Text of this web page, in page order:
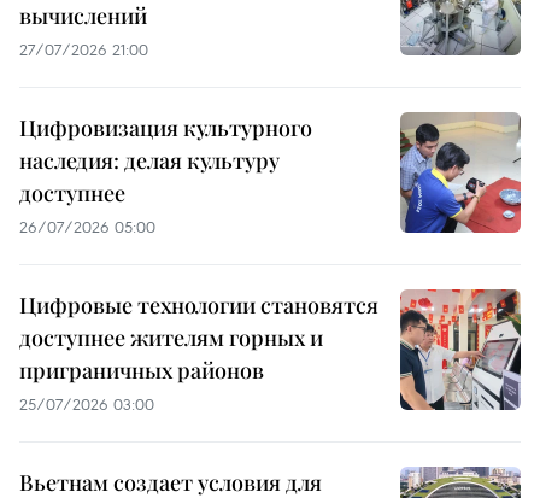
вычислений
27/07/2026 21:00
Цифровизация культурного
наследия: делая культуру
доступнее
26/07/2026 05:00
Цифровые технологии становятся
доступнее жителям горных и
приграничных районов
25/07/2026 03:00
Вьетнам создает условия для